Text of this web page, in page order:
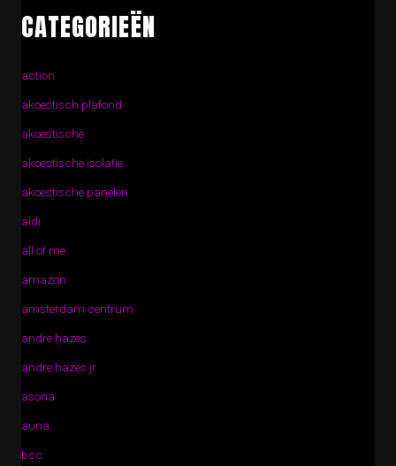
CATEGORIEËN
action
akoestisch plafond
akoestische
akoestische isolatie
akoestische panelen
aldi
all of me
amazon
amsterdam centrum
andre hazes
andre hazes jr
asona
auna
bcc